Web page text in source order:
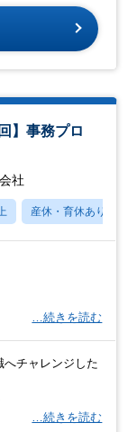
】事務プロ
社
産休・育休あり
…続きを読む
へチャレンジした
…続きを読む